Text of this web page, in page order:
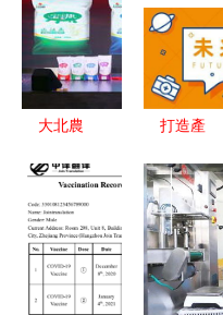
大北農
飼料產
(chǎn)業
(yè)2019年
經(jīng)銷
打造產
(yè)鏈閉環
(huán)，惠
邦生物以獨
創(chuàng)